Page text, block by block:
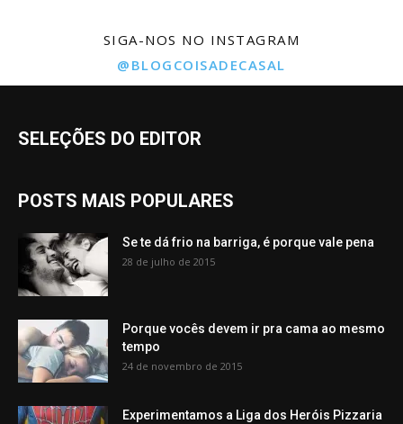
SIGA-NOS NO INSTAGRAM
@BLOGCOISADECASAL
SELEÇÕES DO EDITOR
POSTS MAIS POPULARES
Se te dá frio na barriga, é porque vale pena
28 de julho de 2015
Porque vocês devem ir pra cama ao mesmo
tempo
24 de novembro de 2015
Experimentamos a Liga dos Heróis Pizzaria